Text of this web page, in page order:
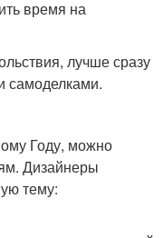
время на
лучше сразу
самоделками.
Году, можно
Дизайнеры
тему: